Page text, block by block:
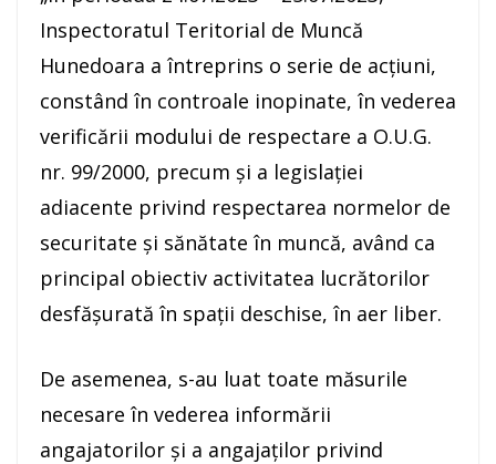
Inspectoratul Teritorial de Muncă
Hunedoara a întreprins o serie de acțiuni,
constând în controale inopinate, în vederea
verificării modului de respectare a O.U.G.
nr. 99/2000, precum și a legislației
adiacente privind respectarea normelor de
securitate și sănătate în muncă, având ca
principal obiectiv activitatea lucrătorilor
desfășurată în spații deschise, în aer liber.
De asemenea, s-au luat toate măsurile
necesare în vederea informării
angajatorilor și a angajaților privind